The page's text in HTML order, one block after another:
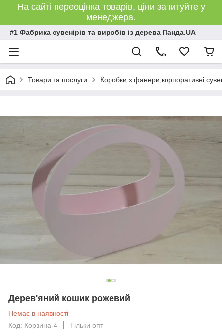
На сайті переоцінка товарів, ціни запитуйте у
менеджера.
#1 Фабрика сувенірів та виробів із дерева Панда.UA
Товари та послуги Коробки з фанери,корпоративні
Дерев'яний кошик рожевий
Немає в наявності
Код: Корзина-4
Тільки опт